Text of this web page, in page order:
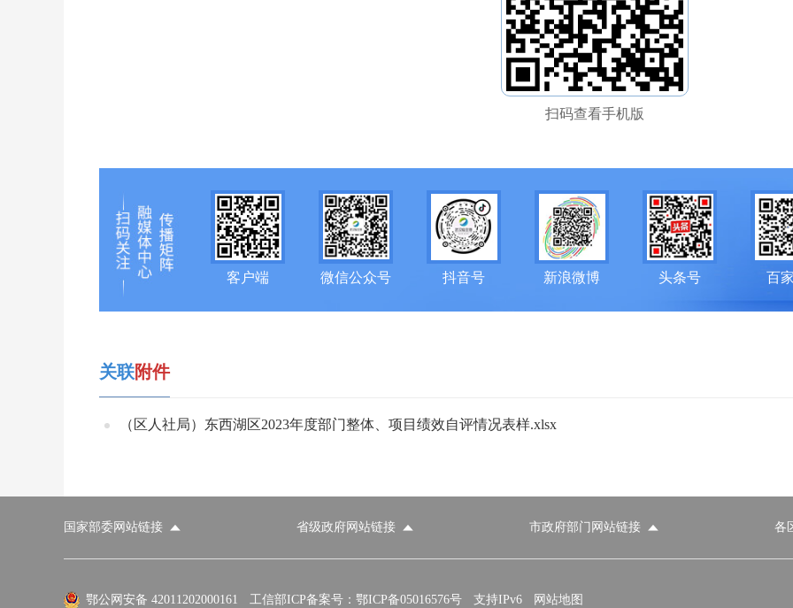
扫码查看手机版
客户端 微信公众号 抖音号 新浪微博 头条号 百
关联附件
（区人社局）东西湖区2023年度部门整体、项目绩效自评情况表样.xlsx
国家部委网站链接 省级政府网站链接 市政府部门网站链接 各
国家部委网站 省级政府网站 市政府部门网站 各区政府部门网站 推荐访问网站
外交部 国防部 国家发展和改革委员会
鄂公网安备 42011202000161 工信部ICP备案号：鄂ICP备05016576号 支持IPv6 网站地图